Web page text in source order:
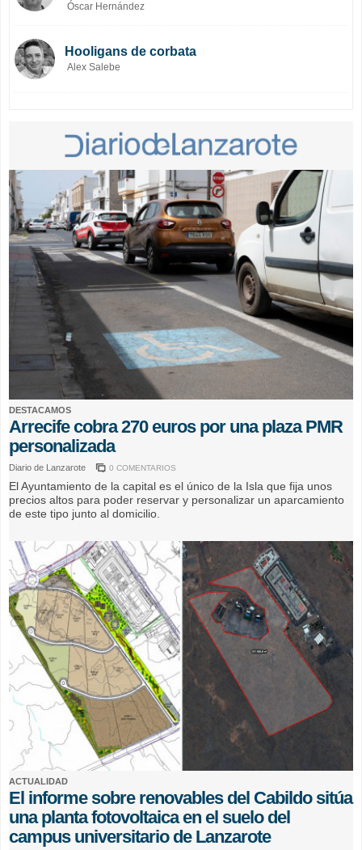
Óscar Hernández
Hooligans de corbata
Alex Salebe
DESTACAMOS
Arrecife cobra 270 euros por una plaza PMR
personalizada
Diario de Lanzarote 0 COMENTARIOS
El Ayuntamiento de la capital es el único de la Isla que fija unos
precios altos para poder reservar y personalizar un aparcamiento
de este tipo junto al domicilio.
ACTUALIDAD
El informe sobre renovables del Cabildo sitúa
una planta fotovoltaica en el suelo del
campus universitario de Lanzarote